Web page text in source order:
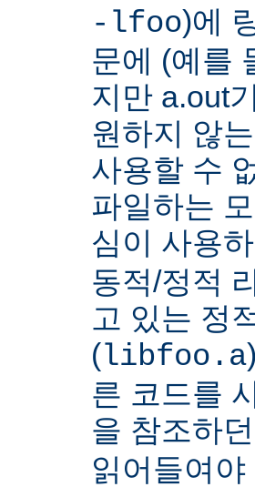
-lfoo)에
문에 (예를
지만 a.out
원하지 않
사용할 수
파일하는
심이 사용
동적/정적
고 있는 정
(libfoo.a
른 코드를
을 참조하
읽어들여야